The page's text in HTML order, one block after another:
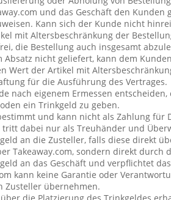
und das Geschäft den Kunden
Kann sich der Kunde nicht
mit Altersbeschränkung der
die Bestellung auch insgesamt
nicht geliefert, kann dem
Wert der Artikel mit
für die Ausführung des Vertrages.
nach eigenem Ermessen
ein Trinkgeld zu geben.
und kann nicht als Zahlung für
tritt dabei nur als Treuhänder und
an die Zusteller, falls diese direkt
Takeaway.com, sondern direkt durch
an das Geschäft und verpflichtet
kann keine Garantie oder
Zusteller übernehmen.